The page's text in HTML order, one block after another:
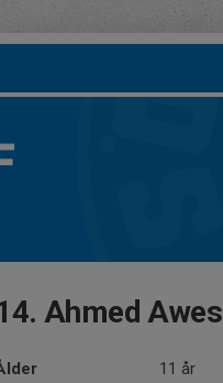
Ahmed Awes
11 år